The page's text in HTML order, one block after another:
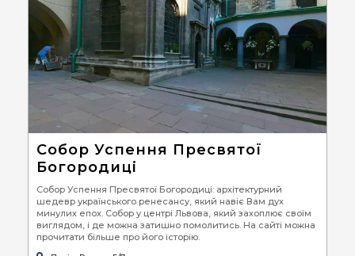
Собор Успення Пресвятої
Богородиці
Собор Успення Пресвятої Богородиці: архітектурний
шедевр українського ренесансу, який навіє Вам дух
минулих епох. Собор у центрі Львова, який захоплює своїм
виглядом, і де можна затишно помолитись. На сайті можна
прочитати більше про його історію.